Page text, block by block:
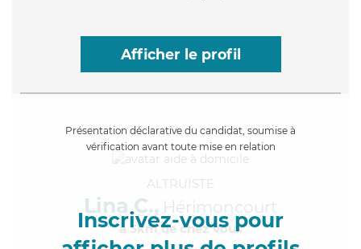
Afficher le profil
Présentation déclarative du candidat, soumise à
vérification avant toute mise en relation
Inscrivez-vous pour
ALTRUISTE
Lina C., Hérimoncourt
à 5km de chez Vous